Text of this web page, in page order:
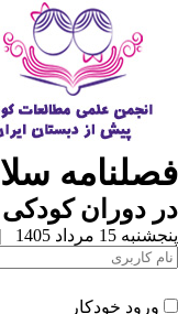
دوران کودکی
15 مرداد 1405 |
ورود خودکار